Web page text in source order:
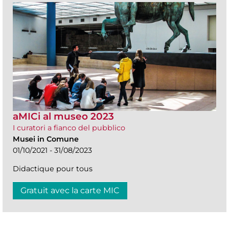
aMICi al museo 2023
I curatori a fianco del pubblico
Musei in Comune
01/10/2021 - 31/08/2023
Didactique pour tous
Gratuit avec la carte MIC